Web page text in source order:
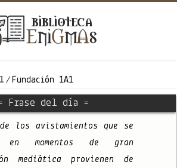
/ Fundación 1A1
Frase del día =
los avistamientos que se
en momentos de gran
mediática provienen de